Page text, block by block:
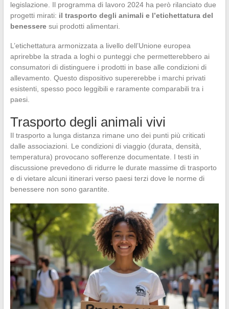
legislazione. Il programma di lavoro 2024 ha però rilanciato due
progetti mirati: il trasporto degli animali e l’etichettatura del
benesseresui prodotti alimentari.
L’etichettatura armonizzata a livello dell’Unione europea
aprirebbe la strada a loghi o punteggi che permetterebbero ai
consumatori di distinguere i prodotti in base alle condizioni di
allevamento. Questo dispositivo supererebbe i marchi privati
esistenti, spesso poco leggibili e raramente comparabili tra i
paesi.
Trasporto degli animali vivi
Il trasporto a lunga distanza rimane uno dei punti più criticati
dalle associazioni. Le condizioni di viaggio (durata, densità,
temperatura) provocano sofferenze documentate. I testi in
discussione prevedono di ridurre le durate massime di trasporto
e di vietare alcuni itinerari verso paesi terzi dove le norme di
benessere non sono garantite.